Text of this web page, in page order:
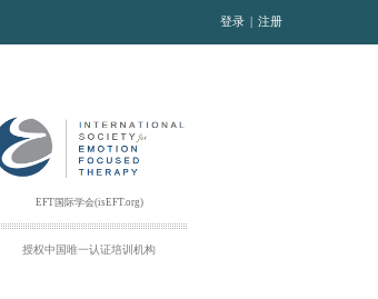
登录 | 注册
EFT国际学会(isEFT.org)
授权中国唯一认证培训机构